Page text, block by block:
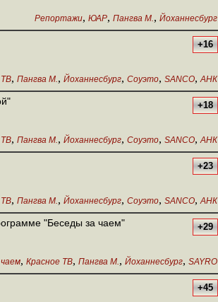
Репортажи, ЮАР, Пангва М., Йоханнесбург
+16
, Пангва М., Йоханнесбург, Соуэто, SANCO, АНК
+18
, Пангва М., Йоханнесбург, Соуэто, SANCO, АНК
+23
, Пангва М., Йоханнесбург, Соуэто, SANCO, АНК
"Беседы за чаем" +29
, Красное ТВ, Пангва М., Йоханнесбург, SAYRO
+45